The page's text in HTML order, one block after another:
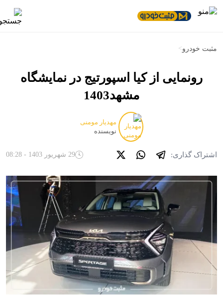
مثبت خودرو>
رونمایی از کیا اسپورتیج در نمایشگاه
مشهد1403
مهدیار مومنی
نویسنده
اشتراک گذاری: 29 شهریور 1403 - 08:28